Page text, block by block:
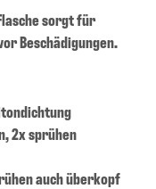
sorgt für
Beschädigungen.
2x sprühen
auch überkopf